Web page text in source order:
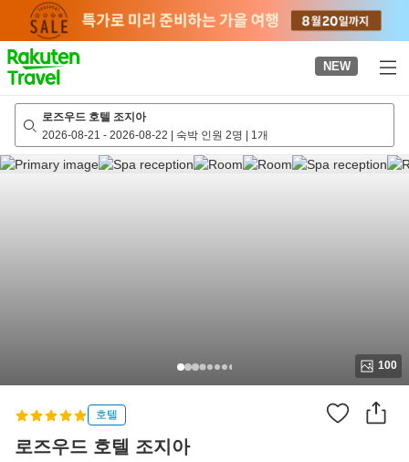
page
NEW
로즈우드 호텔 조지아
2026-08-21 - 2026-08-22 | 숙박 인원 2명 | 1개
100
호텔
로즈우드 호텔 조지아